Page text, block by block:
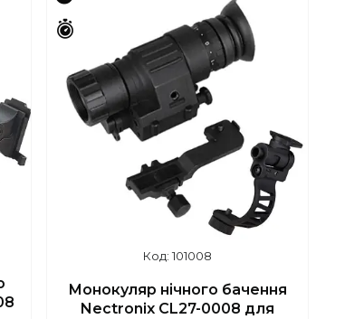
Залишилось 43 дні
101008
Монокуляр нічного бачення
Nectronix CL27-0008 для